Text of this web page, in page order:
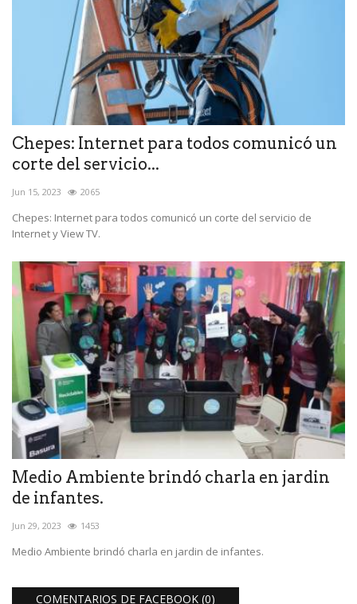
Chepes: Internet para todos comunicó un
corte del servicio...
Jun 15, 2023 2065
Chepes: Internet para todos comunicó un corte del servicio de
Internet y View TV.
Medio Ambiente brindó charla en jardin
de infantes.
Jun 29, 2023 1453
Medio Ambiente brindó charla en jardin de infantes.
COMENTARIOS DE FACEBOOK (0)